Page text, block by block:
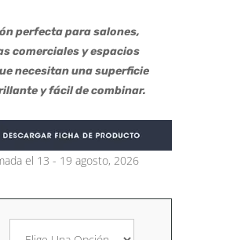
perfecta para salones,
comerciales y espacios
necesitan una superficie
y fácil de combinar.
el 13 - 19 agosto, 2026